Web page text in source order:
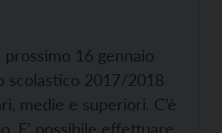
prossimo 16 gennaio
scolastico 2017/2018
medie e superiori. C’è
E’ possibile effettuare